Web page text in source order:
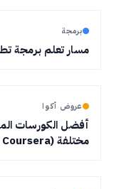
برمجة
مسار تعلم برمجة
عروض أكوا
أفضل الكورسات
مختلفة (Udemy, Coursera ..)